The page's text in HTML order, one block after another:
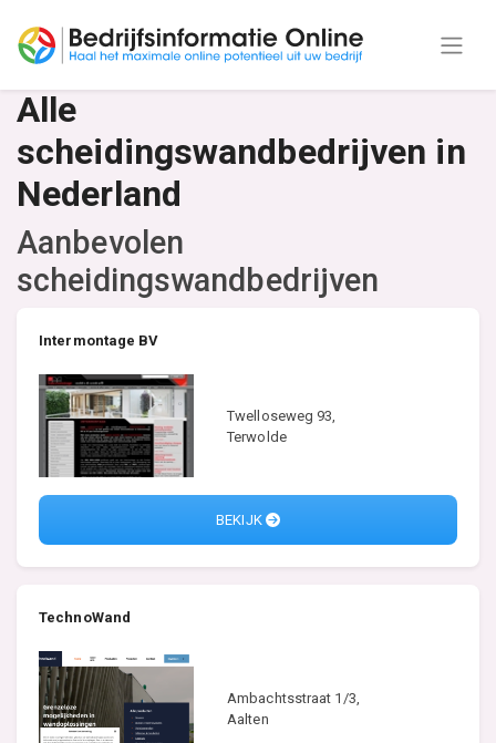
Alle
scheidingswandbedrijven in
Nederland
Aanbevolen
scheidingswandbedrijven
Intermontage BV
Twelloseweg 93,
Terwolde
BEKIJK
TechnoWand
Ambachtsstraat 1/3,
Aalten